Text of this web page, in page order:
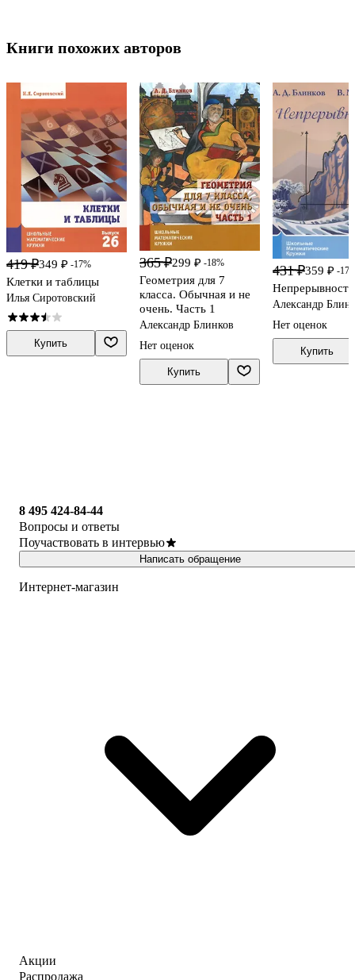
Книги похожих авторов
419 ₽349 ₽ -17%
Клетки и таблицы
Илья Сиротовский
Купить
365 ₽299 ₽ -18%
Геометрия для 7
класса. Обычная и не
очень. Часть 1
Александр Блинков
Нет оценок
Купить
431 ₽359 ₽ -
Непрерывность
Александр
Нет оценок
Купить
8 495 424-84-44
Вопросы и ответы
Поучаствовать в интервью
Написать обращение
Интернет-магазин
Акции
Распродажа